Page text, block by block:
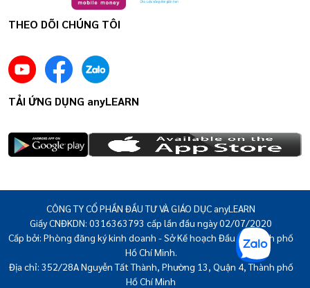
THEO DÕI CHÚNG TÔI
TẢI ỨNG DỤNG anyLEARN
CÔNG TY CỔ PHẦN ĐẦU TƯ VÀ GIÁO DỤC anyLEARN
Giấy CNĐKDN: 0316363793 cấp lần đầu ngày 02/07/2020
Cấp bởi: Phòng đăng ký kinh doanh - Sở Kế hoạch Đầu tư thành phố
Hồ Chí Minh.
Địa chỉ: 352/28A Nguyễn Tất Thành, Phường 13, Quận 4, Thành phố
Hồ Chí Minh